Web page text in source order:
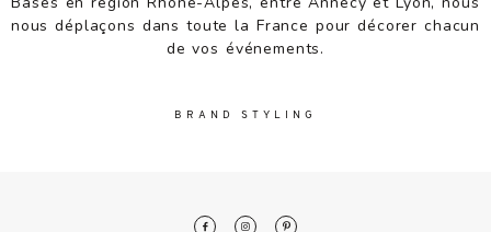
nous déplaçons dans toute la France pour décorer chacun
de vos événements.
BRAND STYLING